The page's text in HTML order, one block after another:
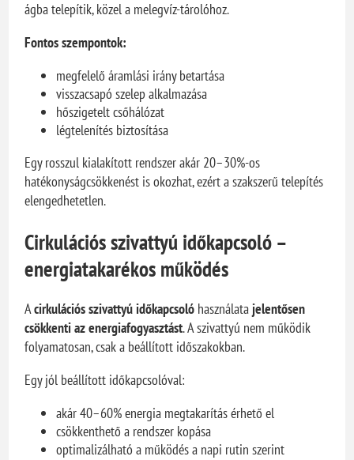
ágba telepítik, közel a melegvíz-tárolóhoz.
Fontos szempontok:
megfelelő áramlási irány betartása
visszacsapó szelep alkalmazása
hőszigetelt csőhálózat
légtelenítés biztosítása
Egy rosszul kialakított rendszer akár 20–30%-os
hatékonyságcsökkenést is okozhat, ezért a szakszerű telepítés
elengedhetetlen.
Cirkulációs szivattyú időkapcsoló –
energiatakarékos működés
Acirkulációs szivattyú időkapcsoló használatajelentősen
csökkenti az energiafogyasztást. A szivattyú nem működik
folyamatosan, csak a beállított időszakokban.
Egy jól beállított időkapcsolóval:
akár 40–60% energia megtakarítás érhető el
csökkenthető a rendszer kopása
optimalizálható a működés a napi rutin szerint